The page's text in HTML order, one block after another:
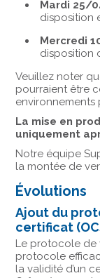
Mardi 25/
disposition
Mercredi
disposition
Veuillez noter
pourraient être
environnements
La mise en
uniquement
Notre équipe
la montée de
Évolutions
Ajout du
certificat
Le protocole de
protocole
la validité d’un